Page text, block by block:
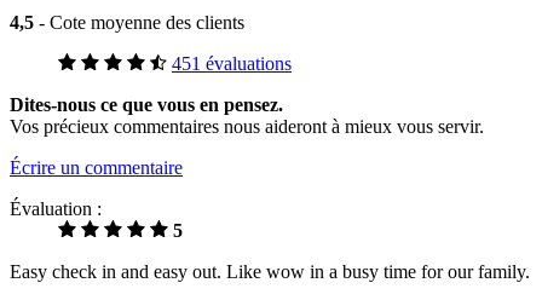
4,5 - Cote moyenne des clients
451 évaluations
Dites-nous ce que vous en pensez.
Vos précieux commentaires nous aideront à mieux vous servir.
Écrire un commentaire
Évaluation :
5
Easy check in and easy out. Like wow in a busy time for our family.